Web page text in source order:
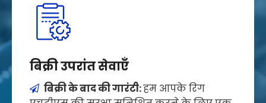
बिक्री उपरांत सेवाएँ
 बिक्री के बाद की गारंटी:हम आपके रिग